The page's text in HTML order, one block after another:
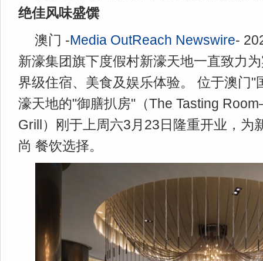
绝佳风味盛馔
澳门 -Media OutReach Newswire-
新濠集团旗下度假村新濠天地一直致力
界级住宿、美食及娱乐体验。 位于澳门"
濠天地的"御膳扒房"（The Tasting
Grill）刚于上周六3月23日隆重开业，为
尚 餐饮选择。